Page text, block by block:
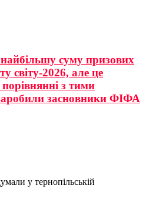
найбільшу суму призових
світу-2026, але це
з тими
засновники ФІФА
у тернопільській